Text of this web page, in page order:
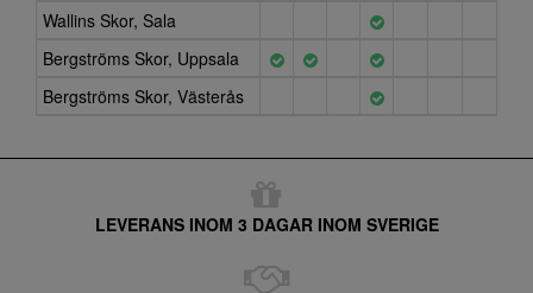
Wallins Skor, Sala
Bergströms Skor, Uppsala
Bergströms Skor, Västerås
LEVERANS INOM 3 DAGAR INOM SVERIGE